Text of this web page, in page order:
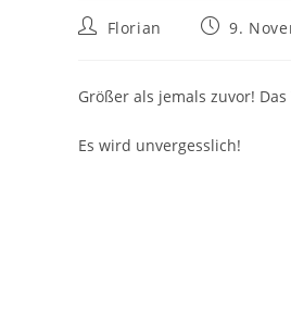
Beitrags-
Florian
Beitrag
9.
Größer als jemals zuvor!
Es wird unvergesslich!